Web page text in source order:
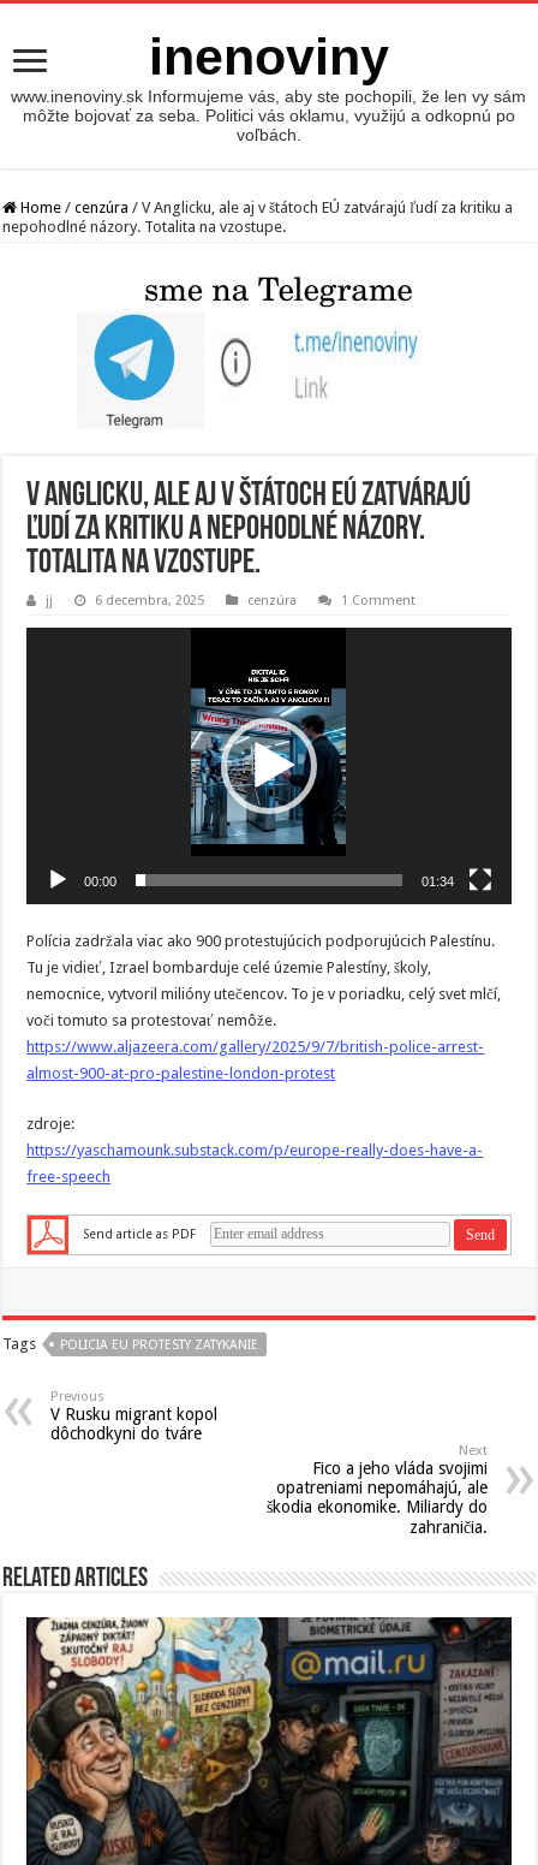
inenoviny
www.inenoviny.sk Informujeme vás, aby ste pochopili, že len vy sám
môžte bojovať za seba. Politici vás oklamu, využijú a odkopnú po
voľbách.
Home / cenzúra / V Anglicku, ale aj v štátoch EÚ zatvárajú ľudí za kritiku a
nepohodlné názory. Totalita na vzostupe.
V Anglicku, ale aj v štátoch EÚ zatvárajú
ľudí za kritiku a nepohodlné názory.
Totalita na vzostupe.
jj 6 decembra, 2025 cenzúra 1 Comment
00:00 01:34
Polícia zadržala viac ako 900 protestujúcich podporujúcich Palestínu.
Tu je vidieť, Izrael bombarduje celé územie Palestíny, školy,
nemocnice, vytvoril milióny utečencov. To je v poriadku, celý svet mlčí,
voči tomuto sa protestovať nemôže.
https://www.aljazeera.com/gallery/2025/9/7/british-police-arrest-
almost-900-at-pro-palestine-london-protest
zdroje:
https://yaschamounk.substack.com/p/europe-really-does-have-a-
free-speech
Send article as PDF
Tags POLICIA EU PROTESTY ZATYKANIE
Previous
V Rusku migrant kopol
dôchodkyni do tváre
Next
Fico a jeho vláda svojimi
opatreniami nepomáhajú, ale
škodia ekonomike. Miliardy do
zahraničia.
Related Articles